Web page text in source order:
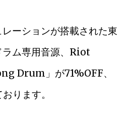
ーションが搭載された東
ラム専用音源、Riot
Drum」が71%OFF、
ります。